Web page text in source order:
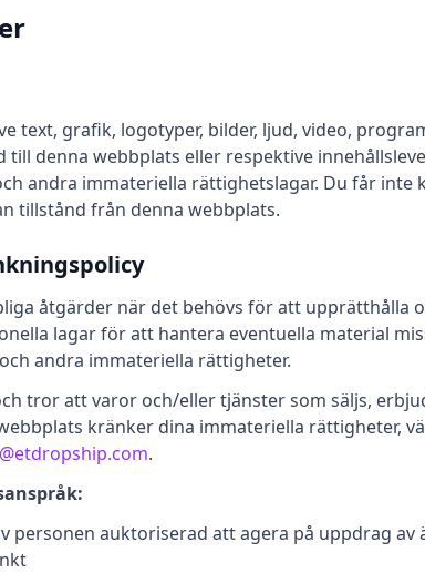
text, grafik, logotyper, bilder, ljud, video,
till denna webbplats eller respektive
andra immateriella rättighetslagar. Du får inte
tillstånd från denna webbplats.
åtgärder när det behövs för att upprätthålla
lagar för att hantera eventuella material
andra immateriella rättigheter.
tror att varor och/eller tjänster som säljs,
kränker dina immateriella rättigheter,
.
personen auktoriserad att agera på uppdrag av